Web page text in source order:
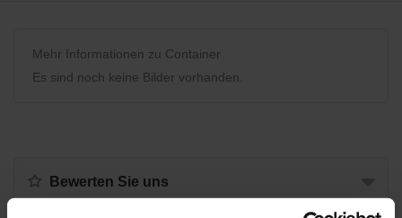
Mehr Informationen zu Container
Es sind noch keine Bilder vorhanden.
Bewerten Sie uns